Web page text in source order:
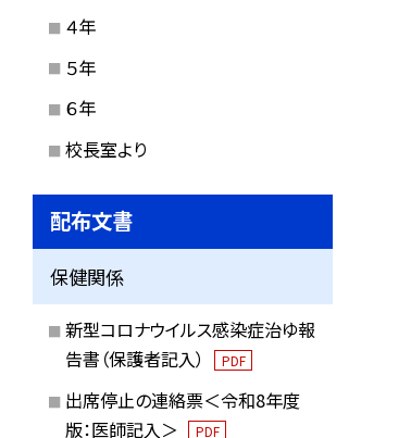
４年
５年
６年
校長室より
配布文書
保健関係
新型コロナウイルス感染症治ゆ報
告書（保護者記入）
PDF
出席停止の連絡票＜令和8年度
版：医師記入＞
PDF